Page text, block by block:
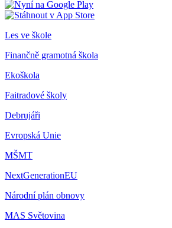
Les ve škole
Finančně gramotná škola
Ekoškola
Faitradové školy
Debrujáři
Evropská Unie
MŠMT
NextGenerationEU
Národní plán obnovy
MAS Světovina